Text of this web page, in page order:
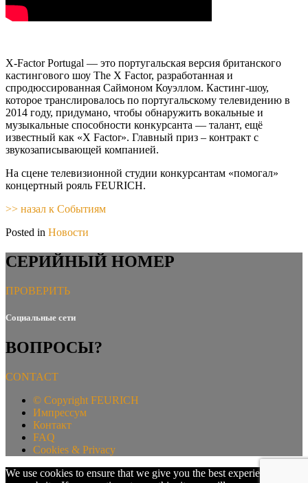
X-Factor Portugal — это португальская версия британского
кастингового шоу The X Factor, разработанная и
спродюссированная Саймоном Коуэллом. Кастинг-шоу,
которое транслировалось по португальскому телевидению в
2014 году, придумано, чтобы обнаружить вокальные и
музыкальные способности конкурсанта — талант, ещё
известный как «X Factor». Главный приз – контракт с
звукозаписывающей компанией.
На сцене телевизионной студии конкурсантам «помогал»
концертный рояль FEURICH.
>> назал к Событиям
Posted in Новости
СЕРИЙНЫЙ НОМЕР
ПРОВЕРИТЬ
Социальные сети
ВОПРОСЫ?
CONTACT
© Copyright FEURICH
Импрессум
Контакт
FAQ
Cookies & Privacy
We use cookies to ensure that we give you the best experience on